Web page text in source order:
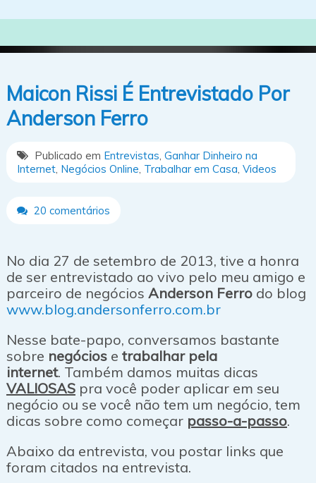
Maicon Rissi É Entrevistado Por
Anderson Ferro
Publicado em Entrevistas Ganhar Dinheiro na
Internet, Negócios Online Trabalhar em Casa Videos
20 comentários
No dia 27 de setembro de 2013, tive a honra
de ser entrevistado ao vivo pelo meu amigo e
parceiro de negócios Anderson Ferrodo blog
www.blog.andersonferro.com.br
Nesse bate-papo, conversamos bastante
sobre negóciose trabalhar pela
internet. Também damos muitas dicas
VALIOSASpra você poder aplicar em seu
negócio ou se você não tem um negócio, tem
dicas sobre como começar passo-a-passo.
Abaixo da entrevista, vou postar links que
foram citados na entrevista.